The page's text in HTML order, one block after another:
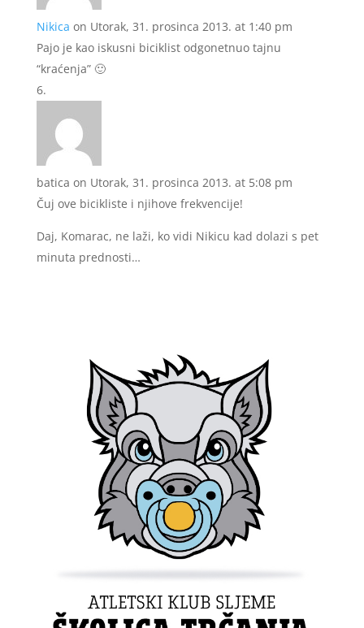
Nikica on Utorak, 31. prosinca 2013. at 1:40 pm
Pajo je kao iskusni biciklist odgonetnuo tajnu
“kraćenja” 🙂
batica on Utorak, 31. prosinca 2013. at 5:08 pm
Čuj ove bicikliste i njihove frekvencije!
Daj, Komarac, ne laži, ko vidi Nikicu kad dolazi s pet
minuta prednosti…